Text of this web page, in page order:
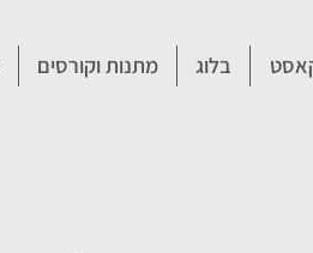
בלוג מתנות וקורסים